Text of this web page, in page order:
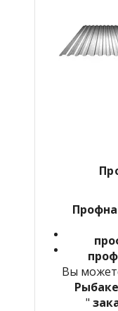
Вы
Рыбаке
"